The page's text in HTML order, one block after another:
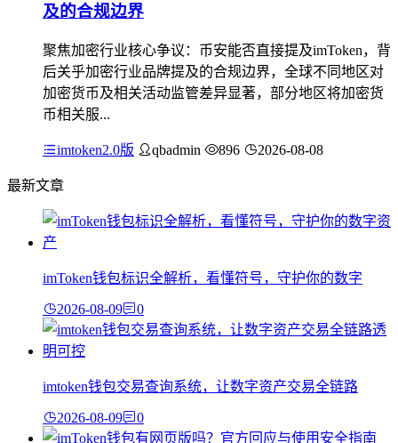
及的合规边界
聚焦加密行业核心争议：币安能否直接提及imToken，背
后关乎加密行业品牌提及的合规边界，全球不同地区对
加密货币及相关活动监管差异显著，部分地区将加密货
币相关服...
imtoken2.0版 qbadmin 896 2026-08-08
最新文章
imToken钱包标识全解析，看懂符号，守护你的数字
2026-08-09 0
imtoken钱包交易查询系统，让数字资产交易全链路
2026-08-09 0